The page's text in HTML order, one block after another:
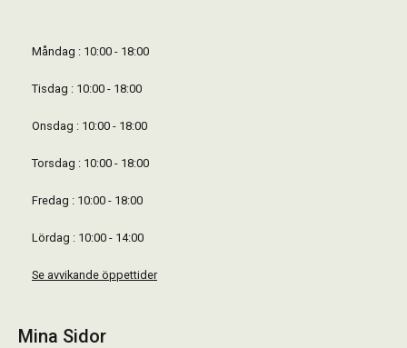
Måndag : 10:00 - 18:00
Tisdag : 10:00 - 18:00
Onsdag : 10:00 - 18:00
Torsdag : 10:00 - 18:00
Fredag : 10:00 - 18:00
Lördag : 10:00 - 14:00
Se avvikande öppettider
Mina Sidor